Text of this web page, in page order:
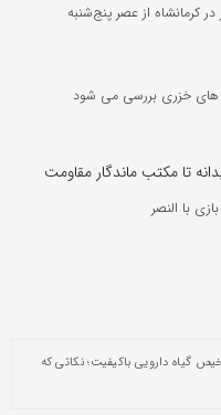
کرمانشاه از عصر پنج‌شنبه
های خزری بررسی می شود
تا مکتب ماندگار مقاومت
با النصر
گیاه دارویی باکیفیت؛ نکاتی که